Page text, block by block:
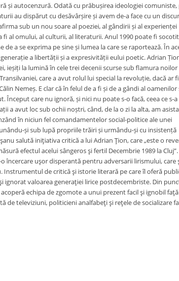
și autocenzură. Odată cu prăbușirea ideologiei comuniste,
au dispărut cu desăvârșire și avem de-a face cu un
sub un nou soare al poeziei, al gândirii și al experienței
al omului, al culturii, al literaturii. Anul 1990 poate fi
a se exprima pe sine și lumea la care se raportează. În
a libertății și a expresivității eului poetic. Adrian
ieșiți la lumină în cele trei decenii scurse sub flamura noilor
care a avut rolul lui special la revoluție, dacă ar
Nemeș. E clar că în felul de a fi și de a gândi al oamenilor
care nu ignoră, și nici nu poate s-o facă, ceea ce s-a
a avut loc sub ochii noștri, când, de la o zi la alta, am
în niciun fel comandamentelor social-politice ale unei
și sub lupă propriile trăiri și urmându-și cu insistență
salută iniţiativa critică a lui Adrian Ţion, care „este o
efectul acelui sângeros şi fertil Decembrie 1989 la Cluj”.
încercare uşor disperantă pentru adversarii lirismului, care
de critică şi istorie literară pe care îl oferă
ignorat valoarea generaţiei lirice postdecembriste. Din
echipa de zgomote a unui prezent facil şi ignobil
de televiziuni, politicieni analfabeţi şi reţele de socializare